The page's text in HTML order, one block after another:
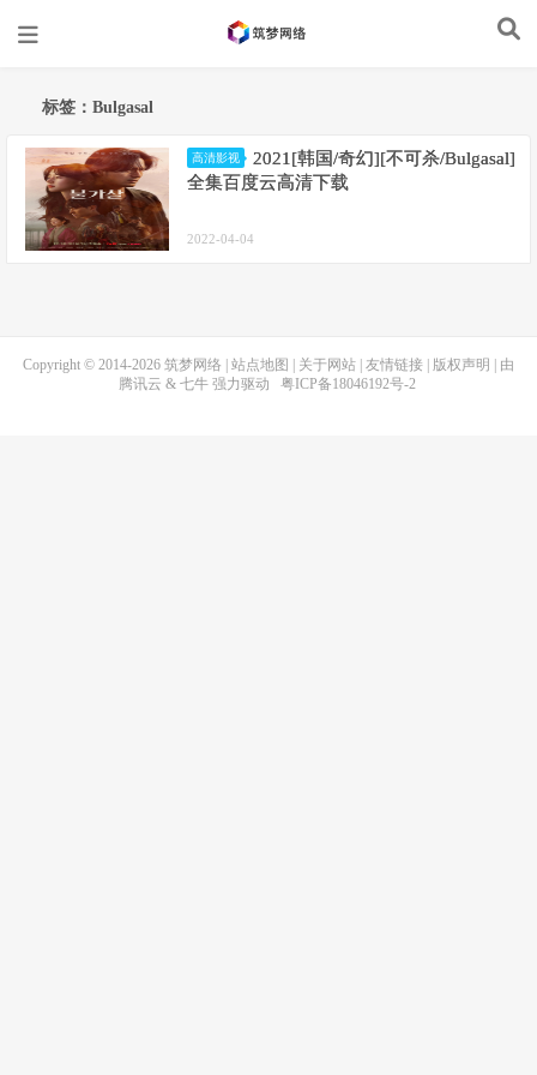
标签：Bulgasal
高清影视
2021[韩国/奇幻][不可杀/Bulgasal]
全集百度云高清下载
2022-04-04
Copyright © 2014-2026 筑梦网络 站点地图 关于网站 友情链接 版权声明
| 由
腾讯云 & 七牛强力驱动 粤ICP备18046192号-2